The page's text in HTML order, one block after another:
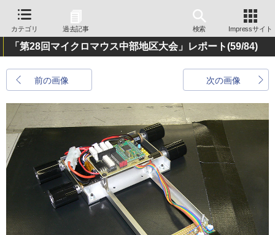
カテゴリ 過去記事 検索 Impressサイト
「第28回マイクロマウス中部地区大会」レポート(59/84)
前の画像 次の画像